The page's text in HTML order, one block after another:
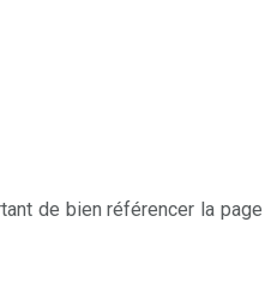
de bien référencer la page